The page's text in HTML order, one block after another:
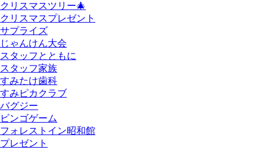
クリスマスツリー🎄
クリスマスプレゼント
サプライズ
じゃんけん大会
スタッフとともに
スタッフ家族
すみたけ歯科
すみピカクラブ
バグジー
ビンゴゲーム
フォレストイン昭和館
プレゼント